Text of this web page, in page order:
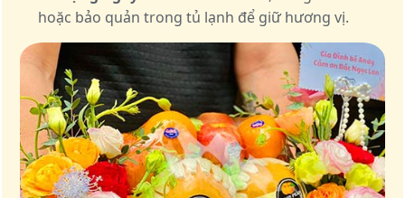
hoặc bảo quản trong tủ lạnh để giữ hương vị.